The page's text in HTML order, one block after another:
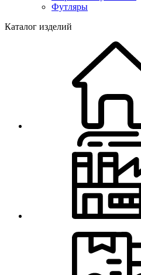
Футляры
Каталог изделий